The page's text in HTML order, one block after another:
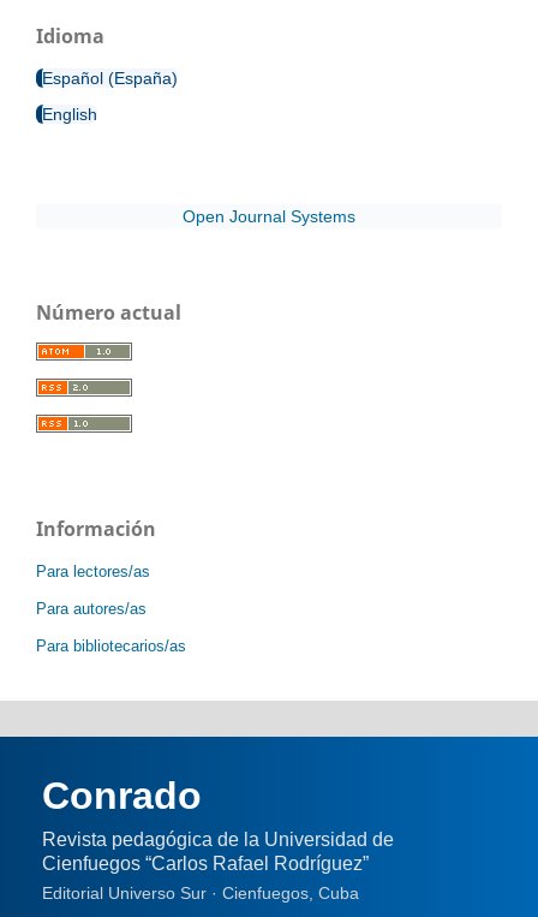
Idioma
Español (España)
English
Open Journal Systems
Número actual
Información
Para lectores/as
Para autores/as
Para bibliotecarios/as
Conrado
Revista pedagógica de la Universidad de
Cienfuegos “Carlos Rafael Rodríguez”
Editorial Universo Sur · Cienfuegos, Cuba